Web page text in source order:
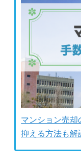
マンション売却
抑える方法も解